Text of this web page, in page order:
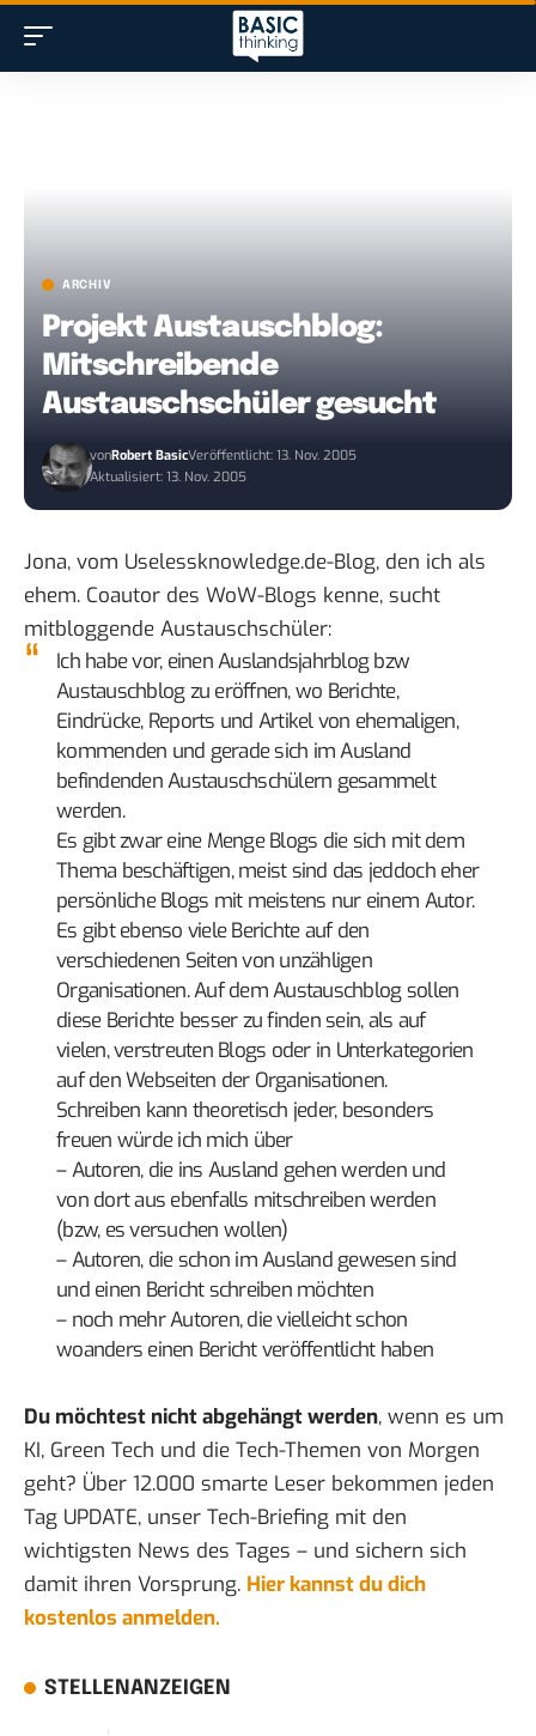
ARCHIV
Projekt Austauschblog:
Mitschreibende
Austauschschüler gesucht
vonRobert BasicVeröffentlicht: 13. Nov. 2005
Aktualisiert: 13. Nov. 2005
Jona, vom Uselessknowledge.de-Blog, den ich als
ehem. Coautor des WoW-Blogs kenne, sucht
mitbloggende Austauschschüler:
Ich habe vor, einen Auslandsjahrblog bzw
Austauschblog zu eröffnen, wo Berichte,
Eindrücke, Reports und Artikel von ehemaligen,
kommenden und gerade sich im Ausland
befindenden Austauschschülern gesammelt
werden.
Es gibt zwar eine Menge Blogs die sich mit dem
Thema beschäftigen, meist sind das jeddoch eher
persönliche Blogs mit meistens nur einem Autor.
Es gibt ebenso viele Berichte auf den
verschiedenen Seiten von unzähligen
Organisationen. Auf dem Austauschblog sollen
diese Berichte besser zu finden sein, als auf
vielen, verstreuten Blogs oder in Unterkategorien
auf den Webseiten der Organisationen.
Schreiben kann theoretisch jeder, besonders
freuen würde ich mich über
– Autoren, die ins Ausland gehen werden und
von dort aus ebenfalls mitschreiben werden
(bzw, es versuchen wollen)
– Autoren, die schon im Ausland gewesen sind
und einen Bericht schreiben möchten
– noch mehr Autoren, die vielleicht schon
woanders einen Bericht veröffentlicht haben
Du möchtest nicht abgehängt werden, wenn es um
KI, Green Tech und die Tech-Themen von Morgen
geht? Über 12.000 smarte Leser bekommen jeden
Tag UPDATE, unser Tech-Briefing mit den
wichtigsten News des Tages – und sichern sich
damit ihren Vorsprung. Hier kannst du dich
kostenlos anmelden.
STELLENANZEIGEN